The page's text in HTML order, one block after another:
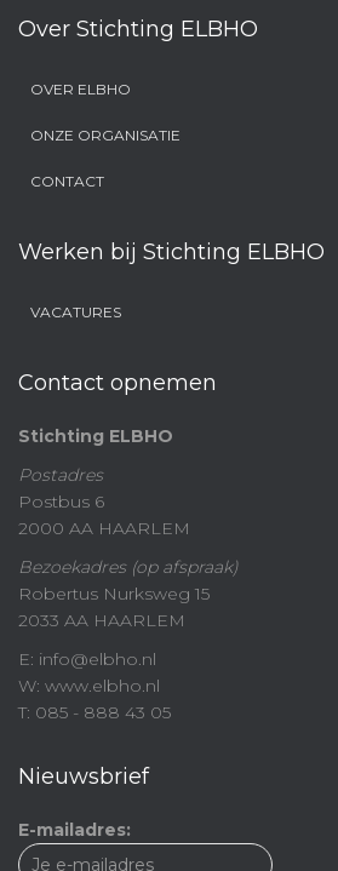
Over Stichting ELBHO
OVER ELBHO
ONZE ORGANISATIE
CONTACT
Werken bij Stichting ELBHO
VACATURES
Contact opnemen
Stichting ELBHO
Postadres
Postbus 6
2000 AA HAARLEM
Bezoekadres (op afspraak)
Robertus Nurksweg 15
2033 AA HAARLEM
E: info@elbho.nl
W: www.elbho.nl
T: 085 - 888 43 05
Nieuwsbrief
E-mailadres: